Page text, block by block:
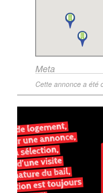
Meta
Cette annonce a été